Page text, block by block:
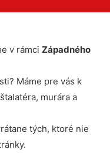
v rámci Západného
Máme pre vás k
murára a
tých, ktoré nie